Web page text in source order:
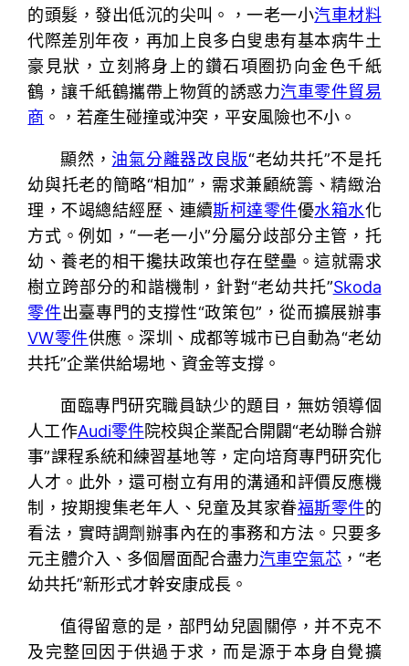
的頭髮，發出低沉的尖叫。，一老一小汽車材料
代際差別年夜，再加上良多白叟患有基本病牛土
豪見狀，立刻將身上的鑽石項圈扔向金色千紙
鶴，讓千紙鶴攜帶上物質的誘惑力汽車零件貿易
商 。，若產生碰撞或沖突，平安風險也不小。
顯然， 油氣分離器改良版“老幼共托”不是托
幼與托老的簡略“相加”，需求兼顧統籌、精緻治
理，不竭總結經歷、連續斯柯達零件優水箱水化
方式。例如，“一老一小”分屬分歧部分主管，托
幼、養老的相干攙扶政策也存在壁壘。這就需求
樹立跨部分的和諧機制，針對“老幼共托”Skoda
零件出臺專門的支撐性“政策包”，從而擴展辦事
VW零件供應。深圳、成都等城市已自動為“老幼
共托”企業供給場地、資金等支撐。
面臨專門研究職員缺少的題目，無妨領導個
人工作Audi零件院校與企業配合開闢“老幼聯合辦
事”課程系統和練習基地等，定向培育專門研究化
人才。此外，還可樹立有用的溝通和評價反應機
制，按期搜集老年人、兒童及其家眷福斯零件的
看法，實時調劑辦事內在的事務和方法。只要多
元主體介入、多個層面配合盡力汽車空氣芯 ，“老
幼共托”新形式才幹安康成長。
值得留意的是，部門幼兒園關停，并不克不
及完整回因于供過于求，而是源于本身自覺擴